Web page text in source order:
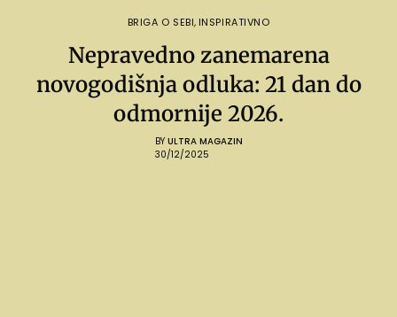
BRIGA O SEBI, INSPIRATIVNO
Nepravedno zanemarena
novogodišnja odluka: 21 dan do
odmornije 2026.
BY ULTRA MAGAZIN
30/12/2025